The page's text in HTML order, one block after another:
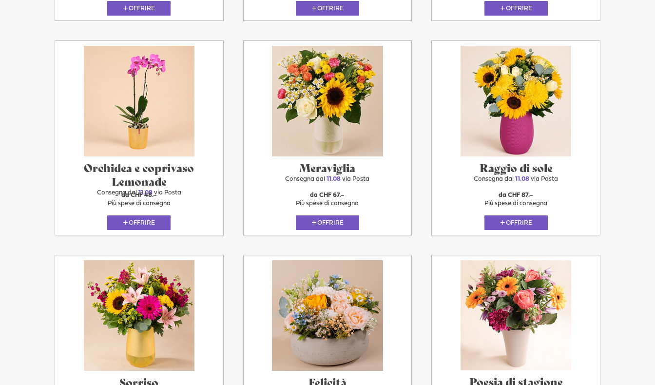
Domani
OFFRIRE
11.08
OFFRIRE
11.08
OFFRIRE
Orchidea e coprivaso
Lemonade
Consegna dal11.08via Posta
da CHF 48.–
Più spese di consegna
OFFRIRE
Meraviglia
Consegna dal11.08 via Posta
Più
11.08
da CHF 67.–
Più spese di consegna
OFFRIRE
Raggio di sole
Consegna dal11.08 via Posta
Più
da CHF 87.–
Più spese di consegna
OFFRIRE
Sorriso Felicità Poesia di stagione